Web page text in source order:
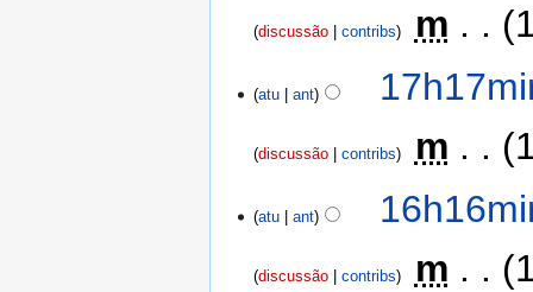
discussão contribs m
atu ant
discussão contribs m
atu ant
discussão contribs m